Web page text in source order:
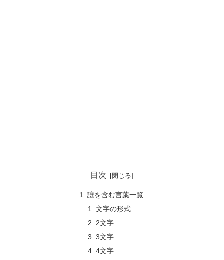
目次
讓を含む言葉一覧
文字の形式
2文字
3文字
4文字